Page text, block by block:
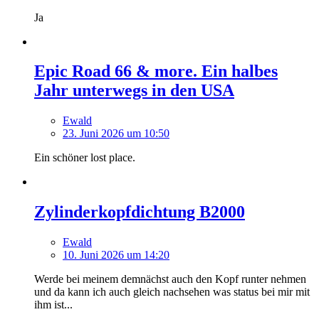
Ja
Epic Road 66 & more. Ein halbes
Jahr unterwegs in den USA
Ewald
23. Juni 2026 um 10:50
Ein schöner lost place.
Zylinderkopfdichtung B2000
Ewald
10. Juni 2026 um 14:20
Werde bei meinem demnächst auch den Kopf runter nehmen
und da kann ich auch gleich nachsehen was status bei mir mit
ihm ist...